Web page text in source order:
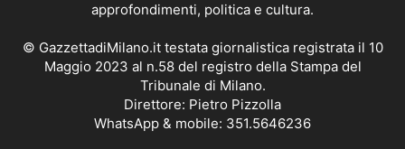
approfondimenti, politica e cultura.
© GazzettadiMilano.it testata giornalistica registrata il 10
Maggio 2023 al n.58 del registro della Stampa del
Tribunale di Milano.
Direttore: Pietro Pizzolla
WhatsApp & mobile: 351.5646236